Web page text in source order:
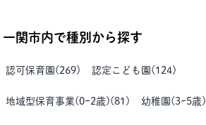
一関市内で種別から探す
認可保育園 ( 269) 認定こども園 ( 124)
地域型保育事業(0~2歳)(81 ) 幼稚園(3~5歳)